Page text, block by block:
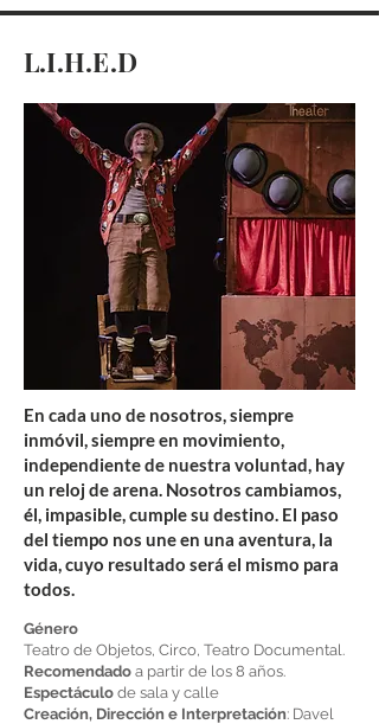
L.I.H.E.D
En cada uno de nosotros, siempre
inmóvil, siempre en movimiento,
independiente de nuestra voluntad, hay
un reloj de arena. Nosotros cambiamos,
él, impasible, cumple su destino. El paso
del tiempo nos une en una aventura, la
vida, cuyo resultado será el mismo para
todos.
Género
Teatro de Objetos, Circo, Teatro Documental.
Recomendado a partir de los 8 años.
Espectáculo de sala y calle
Creación, Dirección e Interpretación: Davel